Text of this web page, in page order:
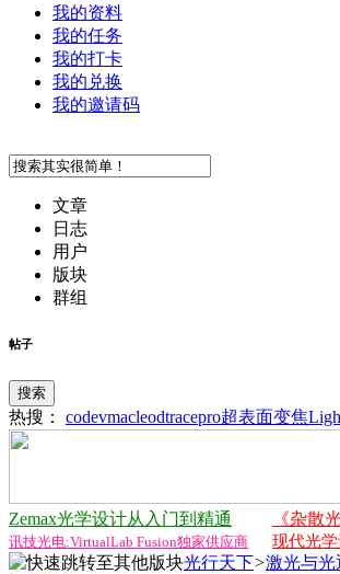
我的资料
我的任务
我的打卡
我的兑换
我的邀请码
文章
日志
用户
版块
群组
帖子
搜索
热搜： codevmacleodtracepro超表面变焦
Zemax光学设计从入门到精通 《杂散
讯技光电:VirtualLab Fusion独家供应商 现代光
光行天下>激光与光